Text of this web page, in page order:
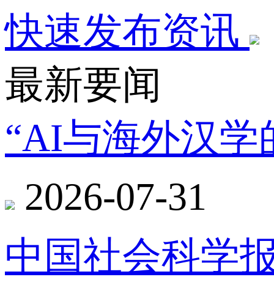
快速发布资讯
最新要闻
“AI与海外汉学
2026-07-31
中国社会科学